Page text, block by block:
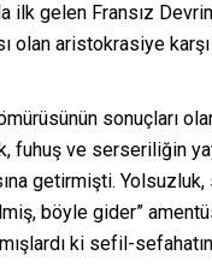
ilk gelen Fransız
olan aristokrasiye
sonuçları
fuhuş ve serseriliğin
getirmişti.
böyle gider”
ki sefil-